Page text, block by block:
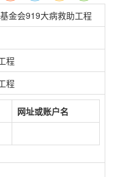
金会919大病救助工程
程
程
网址或账户名